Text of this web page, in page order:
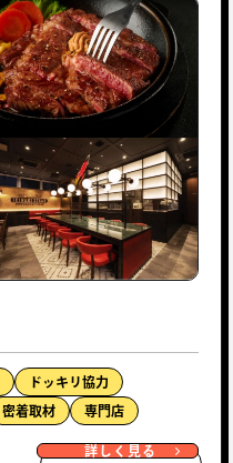
ドッキリ協力
密着取材 専門店
詳しく見る